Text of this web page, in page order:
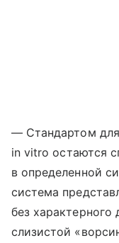
— Стандартом для
in vitro остаются
в определенной
система
без
слизистой